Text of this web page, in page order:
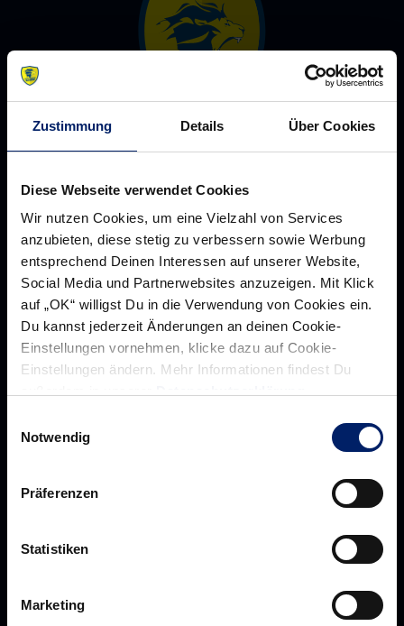
Zustimmung Details Über Cookies
Diese Webseite verwendet Cookies
Wir nutzen Cookies, um eine Vielzahl von Services
anzubieten, diese stetig zu verbessern sowie Werbung
entsprechend Deinen Interessen auf unserer Website,
Social Media und Partnerwebsites anzuzeigen. Mit Klick
auf „OK“ willigst Du in die Verwendung von Cookies ein.
Du kannst jederzeit Änderungen an deinen Cookie-
Einstellungen vornehmen, klicke dazu auf Cookie-
Einstellungen ändern. Mehr Informationen findest Du
Notwendig
Präferenzen
Statistiken
Marketing
Historie
Jobs
Aufsichtsrat
Ansprechpartner*innen
Werbemöglichkeiten
Business-News